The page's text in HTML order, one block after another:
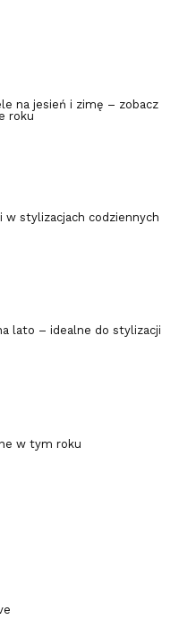
na jesień i zimę – zobacz
roku
stylizacjach codziennych
lato – idealne do stylizacji
w tym roku